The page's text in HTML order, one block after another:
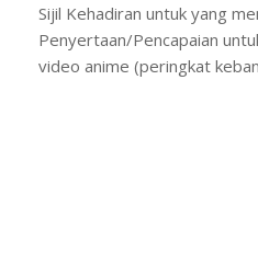
Sijil Kehadiran untuk yang
Penyertaan/Pencapaian
video anime (peringkat